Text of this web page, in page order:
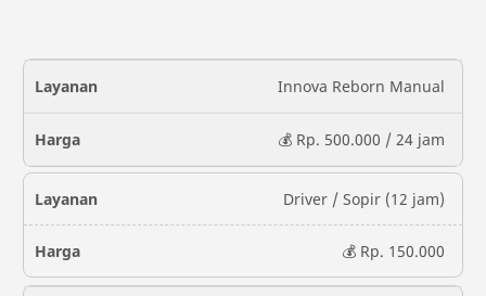
Innova Reborn Manual
💰 Rp. 500.000 / 24 jam
Driver / Sopir (12 jam)
💰 Rp. 150.000